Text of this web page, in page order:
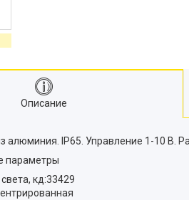
Описание
алюминия. IP65. Управление 1-10 В.
параметры
кд:33429